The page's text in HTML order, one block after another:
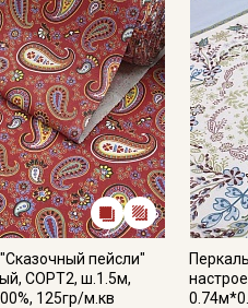
пейсли"
СОРТ2, ш.1.5м,
125гр/м.кв